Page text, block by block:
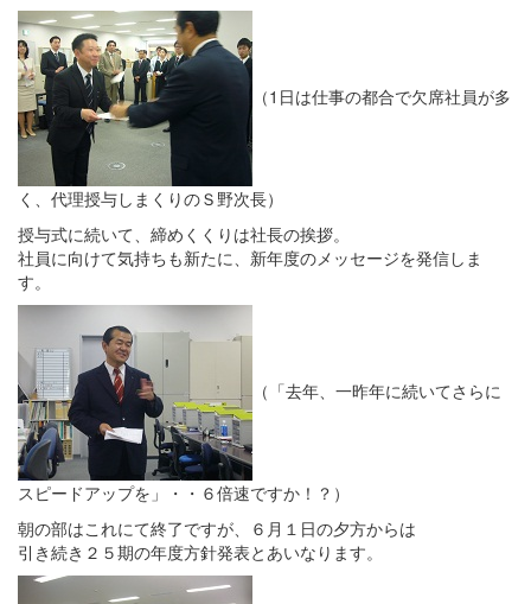
（1日は仕事の都合で欠席社員が多
く、代理授与しまくりのＳ野次長）
授与式に続いて、締めくくりは社長の挨拶。
社員に向けて気持ちも新たに、新年度のメッセージを発信しま
す。
（「去年、一昨年に続いてさらに
スピードアップを」・・６倍速ですか！？）
朝の部はこれにて終了ですが、６月１日の夕方からは
引き続き２５期の年度方針発表とあいなります。